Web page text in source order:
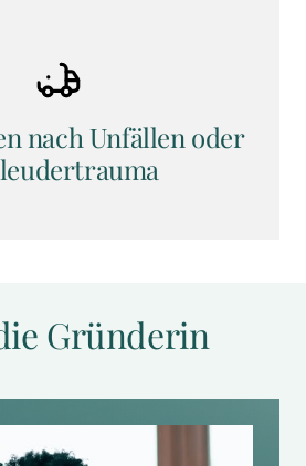
nach Unfällen oder
Gründerin